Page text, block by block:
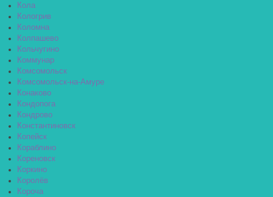
Кола
Кологрив
Коломна
Колпашево
Кольчугино
Коммунар
Комсомольск
Комсомольск-на-Амуре
Конаково
Кондопога
Кондрово
Константиновск
Копейск
Кораблино
Кореновск
Коркино
Королёв
Короча